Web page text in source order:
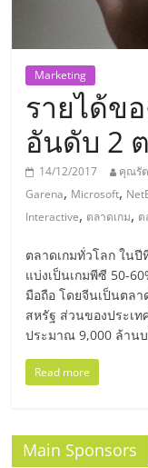
ธุรกิจ
เอ
ส
เอ็
มอี
ไทย,
SMEs,
แฟ
Marketing
รายได้ข
อันดับ 2
14/12/2017 คุณรั
Garena, Microsoft,
Interactive, ตลาดเกม, ต
ตลาดเกมทั่วโลก ใน
แบ่งเป็นเกมพีซี 50-
มือถือ โดยจีนเป็นตล
สหรัฐ ส่วนของประเ
ประมาณ 9,000 ล้าน
Read more
Main Sponsors